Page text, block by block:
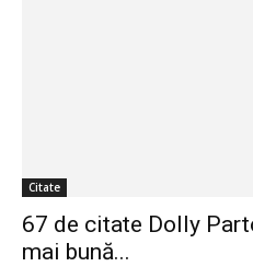
Citate
67 de citate Dolly
mai bună...